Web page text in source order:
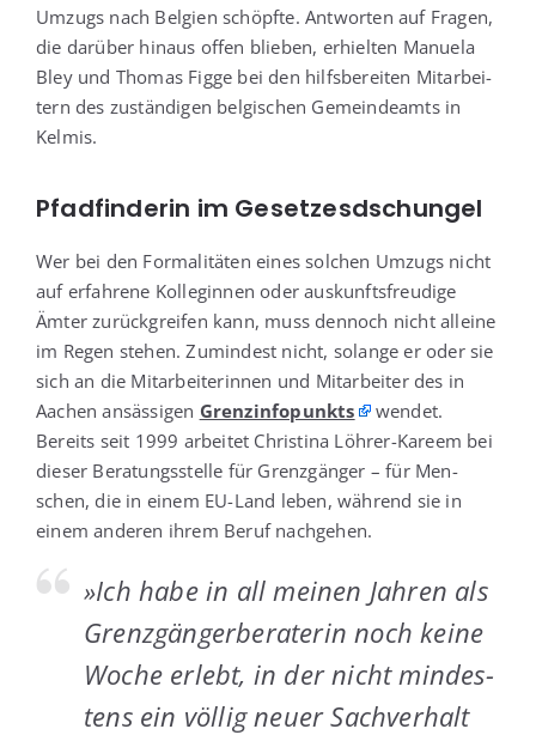
Umzugs nach Bel­gi­en schöpf­te. Ant­wor­ten auf Fra­gen,
die dar­über hin­aus offen blie­ben, erhiel­ten Manue­la
Bley und Tho­mas Fig­ge bei den hilfs­be­rei­ten Mit­ar­bei­
tern des zustän­di­gen bel­gi­schen Gemein­de­amts in
Kelmis.
Pfadfinderin im Gesetzesdschungel
Wer bei den For­ma­li­tä­ten eines sol­chen Umzugs nicht
auf erfah­re­ne Kol­le­gin­nen oder aus­kunfts­freu­di­ge
Ämter zurück­grei­fen kann, muss den­noch nicht allei­ne
im Regen ste­hen. Zumin­dest nicht, solan­ge er oder sie
sich an die Mit­ar­bei­te­rin­nen und Mit­ar­bei­ter des in
Aachen ansäs­si­gen Grenz­in­fo­punkts
wen­det.
Bereits seit 1999 arbei­tet Chris­ti­na Löh­rer-Kareem bei
die­ser Bera­tungs­stel­le für Grenz­gän­ger – für Men­
schen, die in einem EU-Land leben, wäh­rend sie in
einem ande­ren ihrem Beruf nachgehen.
»Ich habe in all mei­nen Jah­ren als
Grenz­gän­ger­be­ra­te­rin noch kei­ne
Woche erlebt, in der nicht min­des­
tens ein völ­lig neu­er Sach­ver­halt